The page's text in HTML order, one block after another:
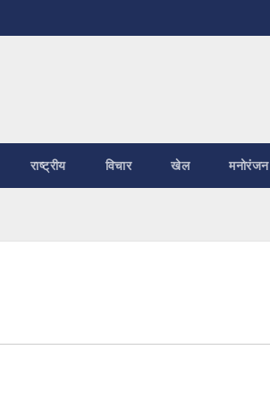
राष्ट्रीय विचार खेल मनोरंजन